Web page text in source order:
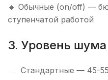
🔹 Обычные (on/off) —
ступенчатой работой
3. Уровень шума
Стандартные — 45-